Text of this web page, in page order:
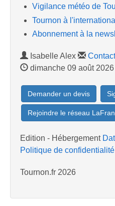
Vigilance météo de
Tournon à
Abonnement à la
Isabelle Alex
dimanche 09 août 2026
Demander un devis
Rejoindre le réseau
Edition - Hébergement
Politique de confidentialité
Tournon.fr 2026